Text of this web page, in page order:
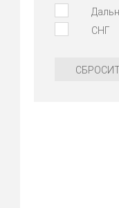
СНГ